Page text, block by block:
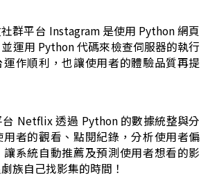
群平台 Instagram 是使用 Python 網頁
運用 Python 代碼來檢查伺服器的執行
作順利，也讓使用者的體驗品質再提
Netflix 透過 Python 的數據統整與分
者的觀看、點閱紀錄，分析使用者偏
系統自動推薦及預測使用者想看的影
族自己找影集的時間！